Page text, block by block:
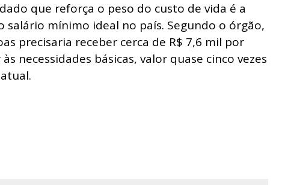
que reforça o peso do custo de vida é a
salário mínimo ideal no país. Segundo o órgão,
precisaria receber cerca de R$ 7,6 mil por
necessidades básicas, valor quase cinco vezes